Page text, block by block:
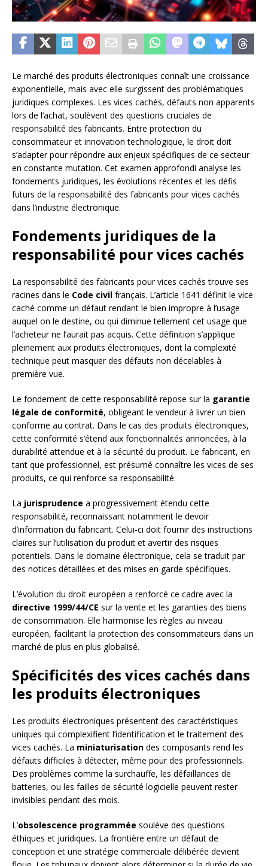
Le marché des produits électroniques connaît une croissance
exponentielle, mais avec elle surgissent des problématiques
juridiques complexes. Les vices cachés, défauts non apparents
lors de l’achat, soulèvent des questions cruciales de
responsabilité des fabricants. Entre protection du
consommateur et innovation technologique, le droit doit
s’adapter pour répondre aux enjeux spécifiques de ce secteur
en constante mutation. Cet examen approfondi analyse les
fondements juridiques, les évolutions récentes et les défis
futurs de la responsabilité des fabricants pour vices cachés
dans l’industrie électronique.
Fondements juridiques de la
responsabilité pour vices cachés
La responsabilité des fabricants pour vices cachés trouve ses
racines dans le Code civil français. L’article 1641 définit le vice
caché comme un défaut rendant le bien impropre à l’usage
auquel on le destine, ou qui diminue tellement cet usage que
l’acheteur ne l’aurait pas acquis. Cette définition s’applique
pleinement aux produits électroniques, dont la complexité
technique peut masquer des défauts non décelables à
première vue.
Le fondement de cette responsabilité repose sur la garantie
légale de conformité, obligeant le vendeur à livrer un bien
conforme au contrat. Dans le cas des produits électroniques,
cette conformité s’étend aux fonctionnalités annoncées, à la
durabilité attendue et à la sécurité du produit. Le fabricant, en
tant que professionnel, est présumé connaître les vices de ses
produits, ce qui renforce sa responsabilité.
La jurisprudence a progressivement étendu cette
responsabilité, reconnaissant notamment le devoir
d’information du fabricant. Celui-ci doit fournir des instructions
claires sur l’utilisation du produit et avertir des risques
potentiels. Dans le domaine électronique, cela se traduit par
des notices détaillées et des mises en garde spécifiques.
L’évolution du droit européen a renforcé ce cadre avec la
directive 1999/44/CE sur la vente et les garanties des biens
de consommation. Elle harmonise les règles au niveau
européen, facilitant la protection des consommateurs dans un
marché de plus en plus globalisé.
Spécificités des vices cachés dans
les produits électroniques
Les produits électroniques présentent des caractéristiques
uniques qui complexifient l’identification et le traitement des
vices cachés. La miniaturisation des composants rend les
défauts difficiles à détecter, même pour des professionnels.
Des problèmes comme la surchauffe, les défaillances de
batteries, ou les failles de sécurité logicielle peuvent rester
invisibles pendant des mois.
L’obsolescence programmée soulève des questions
éthiques et juridiques. La frontière entre un défaut de
conception et une stratégie commerciale délibérée devient